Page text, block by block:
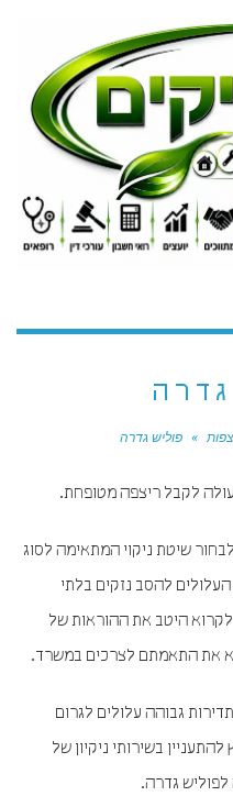
» פוליש גדרה
לקבל ריצפה מטופחת.
שיטת ניקוי המתאימה לסוג
להסב נזקים בלתי
היטב את ההוראות של
את התאמתם לצרכים במשרד.
גבוהה עלולים לגרום
בשירותי ניקיון של
גדרה.